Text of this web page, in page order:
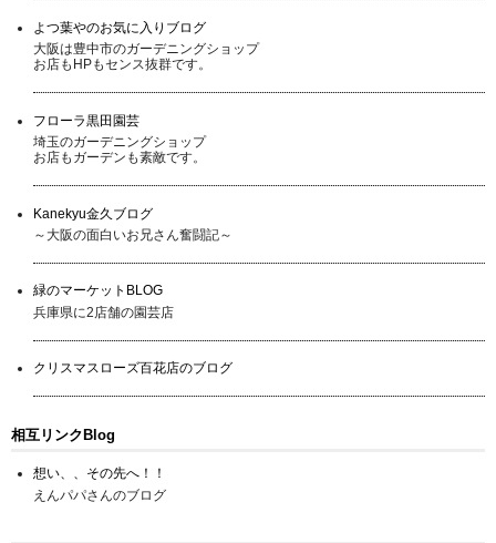
よつ葉やのお気に入りブログ
大阪は豊中市のガーデニングショップ
お店もHPもセンス抜群です。
フローラ黒田園芸
埼玉のガーデニングショップ
お店もガーデンも素敵です。
Kanekyu金久ブログ
～大阪の面白いお兄さん奮闘記～
緑のマーケットBLOG
兵庫県に2店舗の園芸店
クリスマスローズ百花店のブログ
相互リンクBlog
想い、、その先へ！！
えんパパさんのブログ